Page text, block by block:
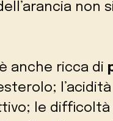
non
anche ricca di
le